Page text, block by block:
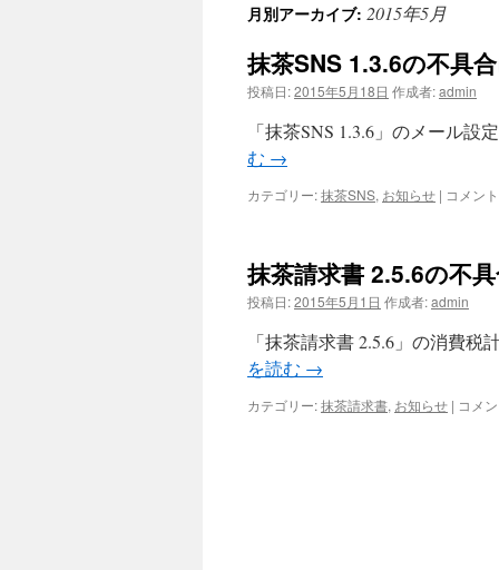
月別アーカイブ: 2015年5月
抹茶SNS 1.3.6の不具
投稿日:2015年5月18日 作成者:admin
「抹茶SNS 1.3.6」のメール
む →
カテゴリー:抹茶SNS, お知らせ | 抹
の
不
具
合
に
て
コメン
抹茶請求書 2.5.6の不
投稿日:2015年5月1日 作成者:admin
「抹茶請求書 2.5.6」の消費
を読む →
カテゴリー:抹茶請求書, お知らせ | 抹
コメ